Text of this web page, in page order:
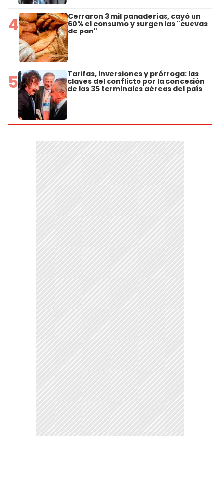
4 Cerraron 3 mil panaderías, cayó un
60% el consumo y surgen las "cuevas
de pan"
5 Tarifas, inversiones y prórroga: las
claves del conflicto por la concesión
de las 35 terminales aéreas del país